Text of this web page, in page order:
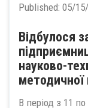
Published: 05/
Відбулося
науково-
В період з 11